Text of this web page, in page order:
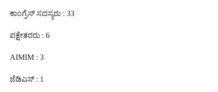
ಕಾಂಗ್ರೆಸ್ ಸದಸ್ಯರು : 33
ಪಕ್ಷೇತರರು : 6
AIMIM : 3
ಜೆಡಿಎಸ್ : 1